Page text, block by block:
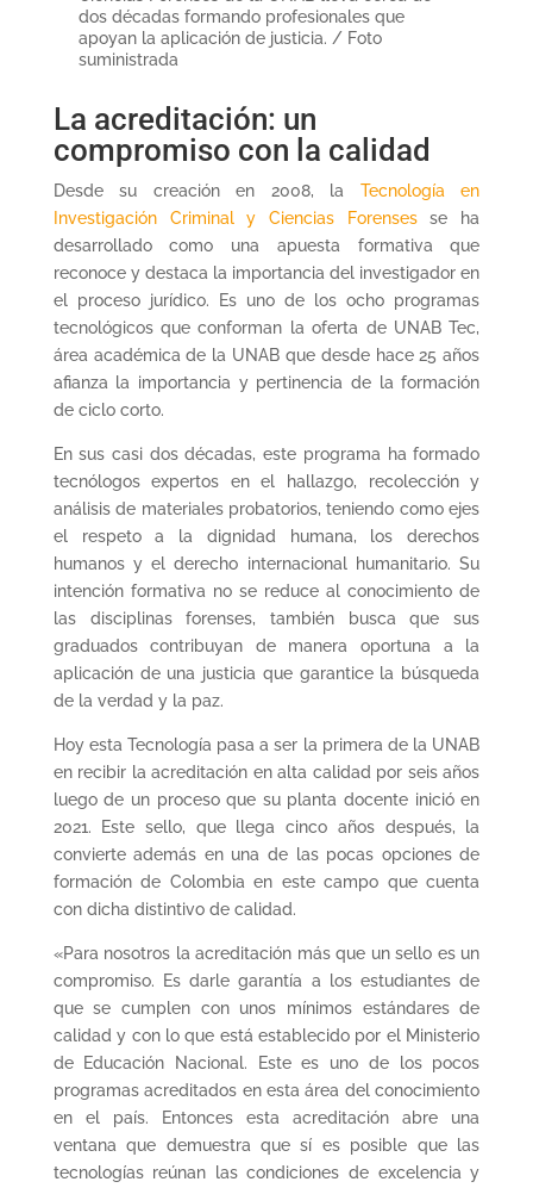
dos décadas formando profesionales que
apoyan la aplicación de justicia. / Foto
suministrada
La acreditación: un
compromiso con la calidad
Desde su creación en 2008, la Tecnología en
Investigación Criminal y Ciencias Forensesse ha
desarrollado como una apuesta formativa que
reconoce y destaca la importancia del investigador en
el proceso jurídico. Es uno de los ocho programas
tecnológicos que conforman la oferta de UNAB Tec,
área académica de la UNAB que desde hace 25 años
afianza la importancia y pertinencia de la formación
de ciclo corto.
En sus casi dos décadas, este programa ha formado
tecnólogos expertos en el hallazgo, recolección y
análisis de materiales probatorios, teniendo como ejes
el respeto a la dignidad humana, los derechos
humanos y el derecho internacional humanitario. Su
intención formativa no se reduce al conocimiento de
las disciplinas forenses, también busca que sus
graduados contribuyan de manera oportuna a la
aplicación de una justicia que garantice la búsqueda
de la verdad y la paz.
Hoy esta Tecnología pasa a ser la primera de la UNAB
en recibir la acreditación en alta calidad por seis años
luego de un proceso que su planta docente inició en
2021. Este sello, que llega cinco años después, la
convierte además en una de las pocas opciones de
formación de Colombia en este campo que cuenta
con dicha distintivo de calidad.
«Para nosotros la acreditación más que un sello es un
compromiso. Es darle garantía a los estudiantes de
que se cumplen con unos mínimos estándares de
calidad y con lo que está establecido por el Ministerio
de Educación Nacional. Este es uno de los pocos
programas acreditados en esta área del conocimiento
en el país. Entonces esta acreditación abre una
ventana que demuestra que sí es posible que las
tecnologías reúnan las condiciones de excelencia y